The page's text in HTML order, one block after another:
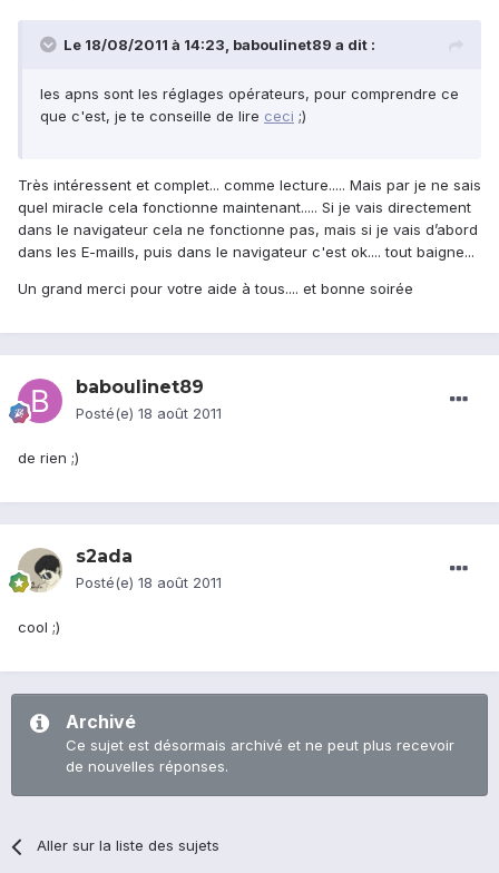
Le 18/08/2011 à 14:23, baboulinet89 a dit :
les apns sont les réglages opérateurs, pour comprendre ce
que c'est, je te conseille de lire ceci ;)
Très intéressent et complet... comme lecture..... Mais par je ne sais
quel miracle cela fonctionne maintenant..... Si je vais directement
dans le navigateur cela ne fonctionne pas, mais si je vais d’abord
dans les E-maills, puis dans le navigateur c'est ok.... tout baigne...
Un grand merci pour votre aide à tous.... et bonne soirée
baboulinet89
Posté(e) 18 août 2011
de rien ;)
s2ada
Posté(e) 18 août 2011
cool ;)
Archivé
Ce sujet est désormais archivé et ne peut plus recevoir
de nouvelles réponses.
Aller sur la liste des sujets